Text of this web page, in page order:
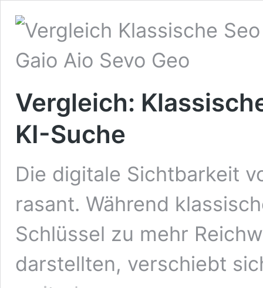
Vergleich:
KI-Suche
Die digitale Sichtbarkeit
rasant. Während
Schlüssel zu mehr
darstellten, verschiebt